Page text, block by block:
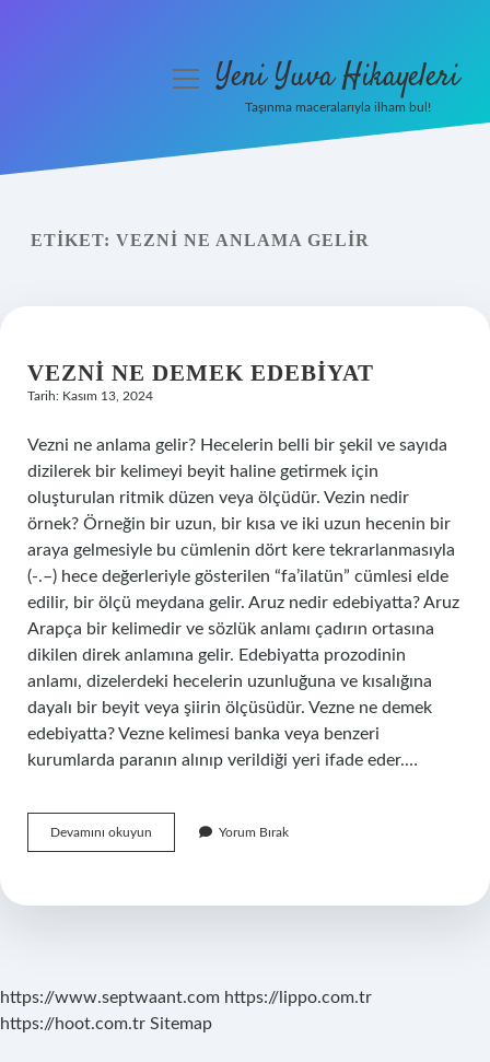
Yasal Uyarı
menüyüYeni Yuva Hikayeleri
Taşınma maceralarıyla ilham bul!
ETIKET: VEZNI NE ANLAMA GELIR
VEZNI NE DEMEK EDEBIYAT
Tarih: Kasım 13, 2024
Vezni ne anlama gelir? Hecelerin belli bir şekil ve sayıda
dizilerek bir kelimeyi beyit haline getirmek için
oluşturulan ritmik düzen veya ölçüdür. Vezin nedir
örnek? Örneğin bir uzun, bir kısa ve iki uzun hecenin bir
araya gelmesiyle bu cümlenin dört kere tekrarlanmasıyla
(-.–) hece değerleriyle gösterilen “fa’ilatün” cümlesi elde
edilir, bir ölçü meydana gelir. Aruz nedir edebiyatta? Aruz
Arapça bir kelimedir ve sözlük anlamı çadırın ortasına
dikilen direk anlamına gelir. Edebiyatta prozodinin
anlamı, dizelerdeki hecelerin uzunluğuna ve kısalığına
dayalı bir beyit veya şiirin ölçüsüdür. Vezne ne demek
edebiyatta? Vezne kelimesi banka veya benzeri
kurumlarda paranın alınıp verildiği yeri ifade eder.…
Devamını okuyun
Ne
Yorum Bırak
https://www.septwaant.com https://lippo.com.tr
https://hoot.com.tr Sitemap